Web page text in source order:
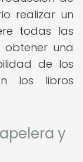
realizar un
todas las
una
de los
los libros
y